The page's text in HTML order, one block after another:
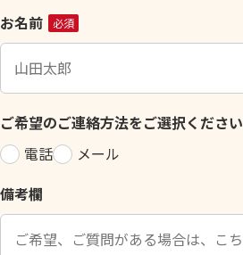
こ
の
ィ
ー
ル
ド
空
の
お名前 必須
ご希望のご連絡方法をご選択ください
電話
メール
備考欄